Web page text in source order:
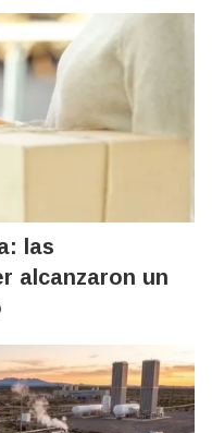
las
alcanzaron un